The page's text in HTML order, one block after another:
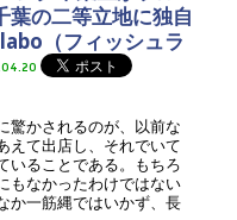
葉の二等立地に独自
（フィッシュラ
驚かされるのが、以前な
えて出店し、それでいて
いることである。もちろ
もなかったわけではない
か一筋縄ではいかず、長